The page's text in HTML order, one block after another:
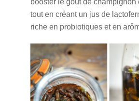
booster le goût de champignon
tout en créant un jus de
riche en probiotiques et en